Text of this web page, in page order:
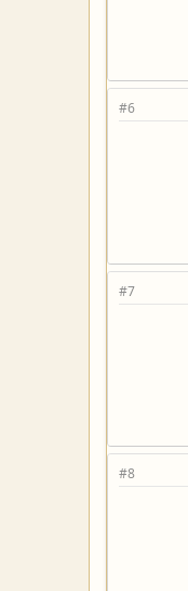
#6
#7
#8